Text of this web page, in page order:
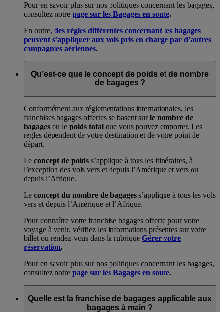
Pour en savoir plus sur nos politiques concernant les bagages,
consultez notre page sur les Bagages en soute.
En outre, des règles différentes concernant les bagages
peuvent s’appliquer aux vols pris en charge par d’autres
compagnies aériennes.
Qu’est-ce que le concept de poids et de nombre
de bagages ?
Conformément aux réglementations internationales, les
franchises bagages offertes se basent surle nombre de
bagages ou le poids total que vous pouvez emporter. Les
règles dépendent de votre destination et de votre point de
départ.
Le concept de poids s’applique à tous les itinéraires, à
l’exception des vols vers et depuis l’Amérique et vers ou
depuis l’Afrique.
Le concept du nombre de bagages s’applique à tous les vols
vers et depuis l’Amérique et l’Afrique.
Pour connaître votre franchise bagages offerte pour votre
voyage à venir, vérifiez les informations présentes sur votre
billet ou rendez-vous dans la rubrique Gérer votre
réservation.
Pour en savoir plus sur nos politiques concernant les bagages,
consultez notre page sur les Bagages en soute.
Quelle est la franchise de bagages applicable aux
bagages à main ?